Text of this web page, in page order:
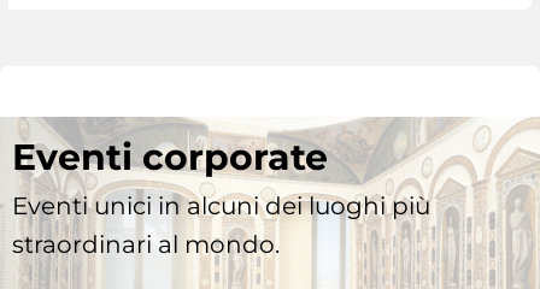
Eventi corporate
Eventi unici in alcuni dei luoghi più
straordinari al mondo.